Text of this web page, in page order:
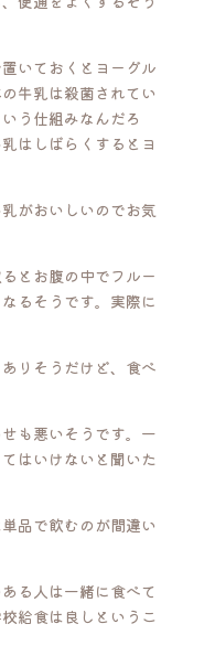
いておくとヨーグル
牛乳は殺菌されてい
う仕組みなんだろ
はしばらくするとヨ
がおいしいのでお気
とお腹の中でフルー
るそうです。実際に
りそうだけど、食べ
も悪いそうです。一
はいけないと聞いた
品で飲むのが間違い
る人は一緒に食べて
給食は良しというこ